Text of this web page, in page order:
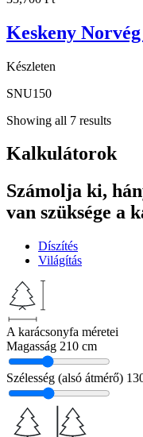
Keskeny
Készleten
SNU150
Showing all 7 results
Kalkulátorok
Számolja ki,
van szüksége a
Díszítés
Világítás
A karácsonyfa méretei
Magasság 210 cm
Szélesség (alsó átmérő)